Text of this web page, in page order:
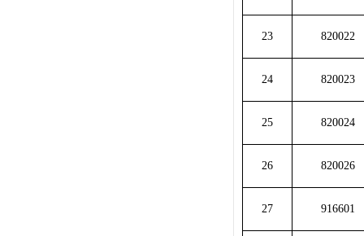
23 820022
24 820023
25 820024
26 820026
27 916601